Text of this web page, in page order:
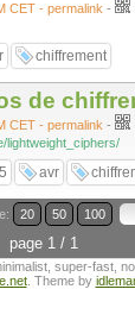
CET - permalink -
chiffrement
de
CET - permalink -
lightweight_ciphers/
avr
20 50 100
page 1 / 1
super-fast,
. Theme by